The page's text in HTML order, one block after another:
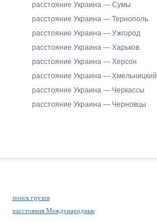
расстояние Украина — Сумы
расстояние Украина — Тернополь
расстояние Украина — Ужгород
расстояние Украина — Харьков
расстояние Украина — Херсон
расстояние Украина — Хмельницкий
расстояние Украина — Черкассы
расстояние Украина — Черновцы
поиск грузов
расстояния Международные